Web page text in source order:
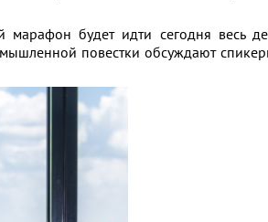
будет идти сегодня весь
повестки обсуждают